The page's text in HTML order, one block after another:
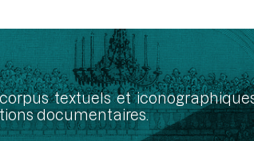
textuels et
documentaires.